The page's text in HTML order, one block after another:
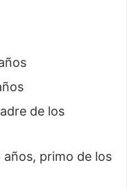
de los
años, primo de los